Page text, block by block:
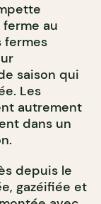
au
fermes
saison qui
Les
autrement
dans un
depuis le
gazéifiée et